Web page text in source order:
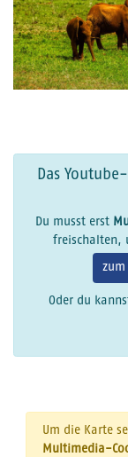
Das
Du musst erst
freischalten,
zum
Oder du
Um die Karte
Multimedia-